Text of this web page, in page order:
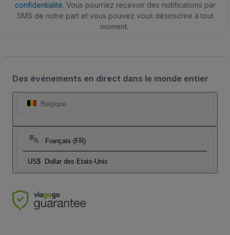
confidentialité. Vous pourriez recevoir des notifications par
SMS de notre part et vous pouvez vous désinscrire à tout
moment.
Des événements en direct dans le monde entier
Belgique
Français (FR)
US$ Dollar des Etats-Unis